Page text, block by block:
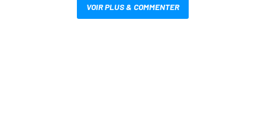
VOIR PLUS & COMMENTER